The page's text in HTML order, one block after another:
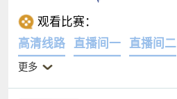
观看比赛：
高清线路
直播间一 直播间二
更多